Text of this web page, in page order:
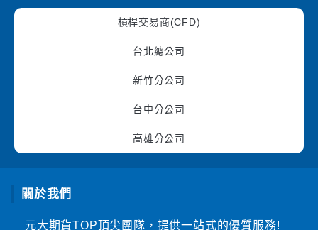
槓桿交易商(CFD)
台北總公司
新竹分公司
台中分公司
高雄分公司
關於我們
元大期貨TOP頂尖團隊，提供一站式的優質服務!